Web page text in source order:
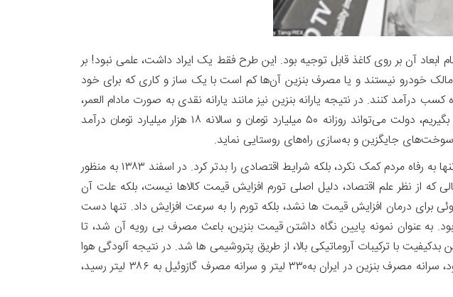
آن بر روی کاغذ قابل توجیه بود. این طرح فقط یک ایراد داشت، علمی نبود! بر
مالک خودرو نیستند و یا مصرف بنزین آن‌ها کم است با یک ساز و کاری که برای خود
سهمیه بنزین خود را بفروشند و حداقل ۳۰۰ هزار تومان در ماه کسب درآمد کنند. در نتیجه یارانه بنزین نیز مانند یارانه نقدی به صورت مادام العمر،
شامل تمام اقشار کشور می شد. طراحان معتقد بودند، اگر نرخ آزاد بنزین را ۲ هزار تومان در نظر بگیریم، دولت می‌تواند روزانه ۵۰ میلیارد تومان و سالانه ۱۸ هزار میلیارد تومان درآمد
جایگزین و به‌سازی راه‌های روستایی نماید.
در گذشته نیز بارها طرح های مشابهی که ظاهری موجه و مردمی داشت، در کشور اجرا شد که نه تنها به رفاه مردم کمک نکرد، بلکه شرایط اقتصادی را بدتر کرد. در اسفند ۱۳۸۳ به منظور
از نظر علم اقتصاد، دلیل اصلی تورم افزایش قیمت کالاها نیست، بلکه علت آن
درمان افزایش قیمت ها نشد، بلکه تورم را به سرعت افزایش داد. تنها دست
بود. به عنوان نمونه پایین نگاه داشتن قیمت بنزین، باعث مصرف بی رویه آن شد، تا
با ترکیبات آروماتیکی بالا، از طریق پتروشیمی ها شد. در نتیجه آلودگی هوا
در شهرهای بزرگ به حد خطرناکی رسید. در سال ۸۹ که هم زمان با تعلیق این قانون نسنجیده بود، سرانه مصرف بنزین در ایران به۳۳۰ لیتر و سرانه مصرف گازوئیل به ۳۸۶ لیتر رسید،